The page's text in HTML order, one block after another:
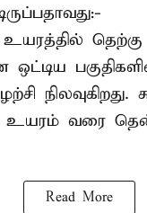
உயரத்தில்
நிலவுகிறது.
உயரம் வரை
Read More